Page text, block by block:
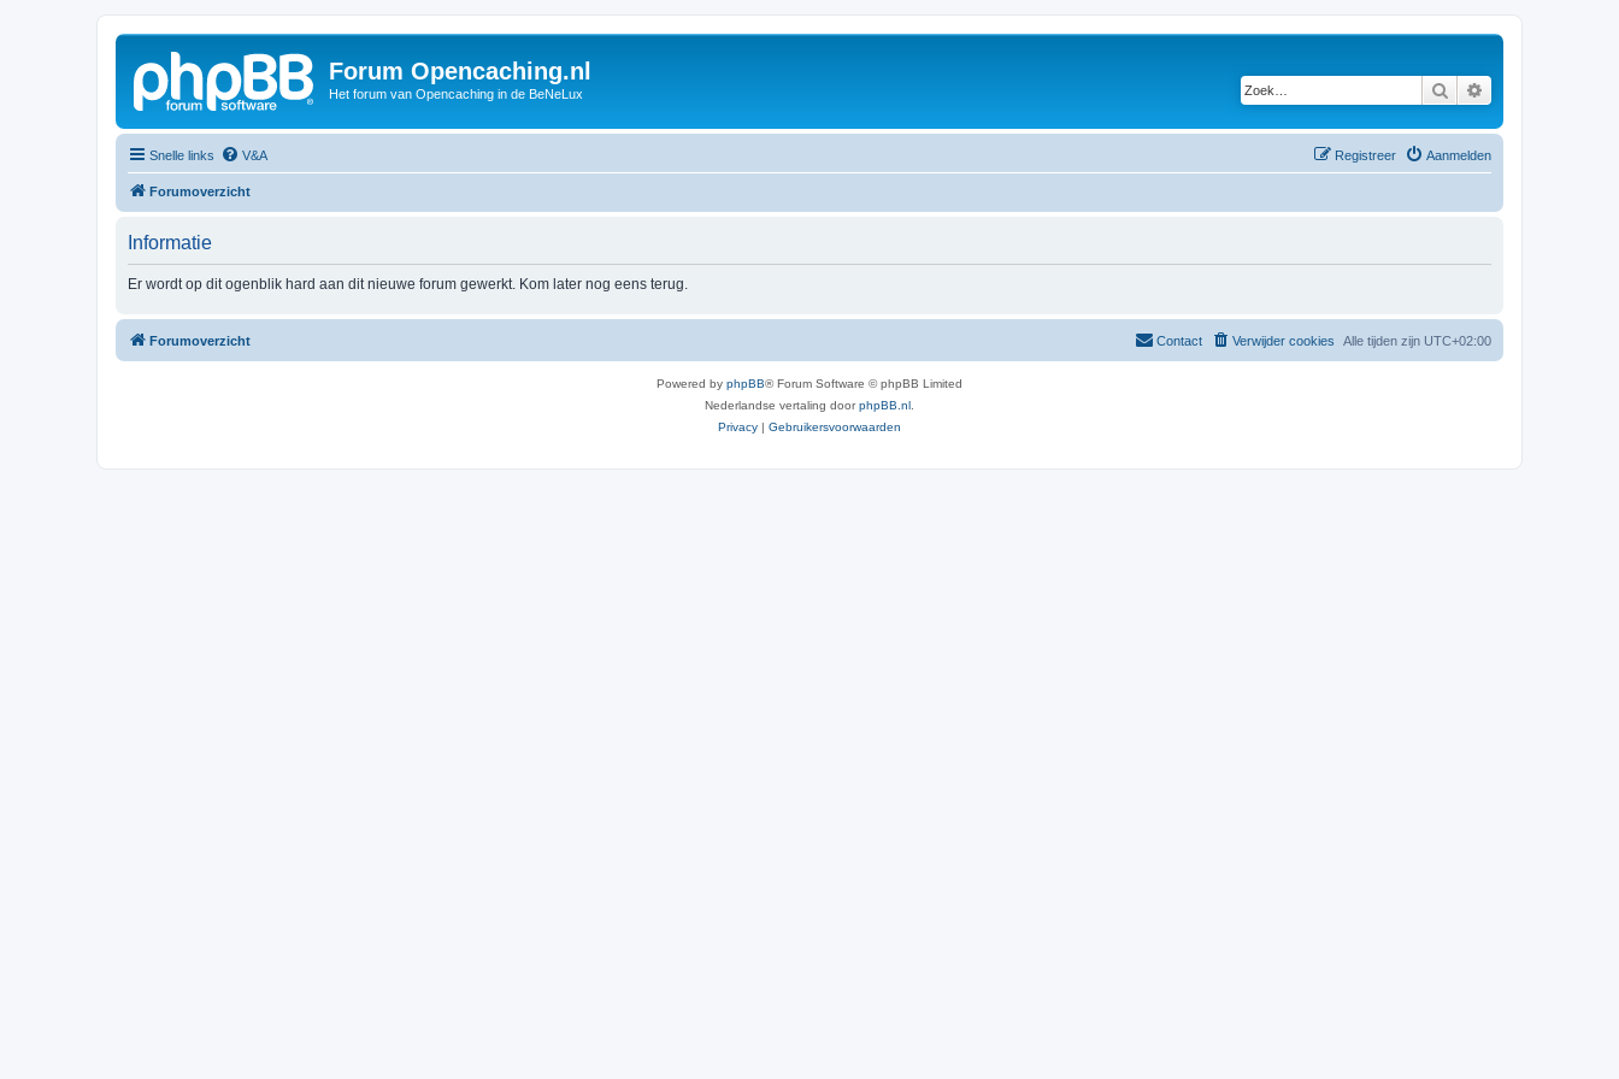
Forum Opencaching.nl
Het forum van Opencaching in de BeNeLux Zoek
Snelle links V&A Aanmelden
Registreer
Forumoverzicht
Informatie
Er wordt op dit ogenblik hard aan dit nieuwe forum gewerkt. Kom later nog eens terug.
Forumoverzicht Alle tijden zijn UTC+02:00
Verwijder cookies
Contact
Powered by phpBB® Forum Software © phpBB Limited
Nederlandse vertaling doorphpBB.nl
Privacy | Gebruikersvoorwaarden